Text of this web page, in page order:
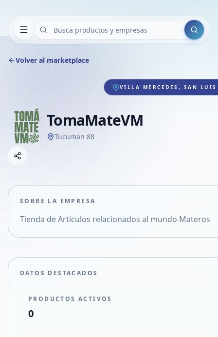
Buscar
Volver al marketplace
VILLA MERCEDES, SAN LUIS
TomaMateVM
Tucuman 88
Compartir empresa
Compartir en X
SOBRE LA EMPRESA
Tienda de Articulos relacionados al mundo Materos
DATOS DESTACADOS
PRODUCTOS ACTIVOS
0